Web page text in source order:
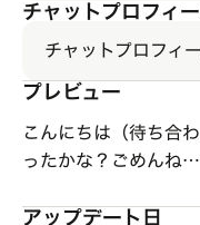
チャットプロフィ
チャットプロフィ
プレビュー
こんにちは（待ち合
ったかな？ごめんね
アップデート日